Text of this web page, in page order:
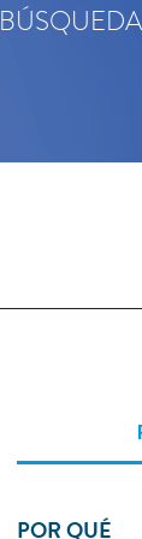
BÚSQUEDA
POR QUÉ